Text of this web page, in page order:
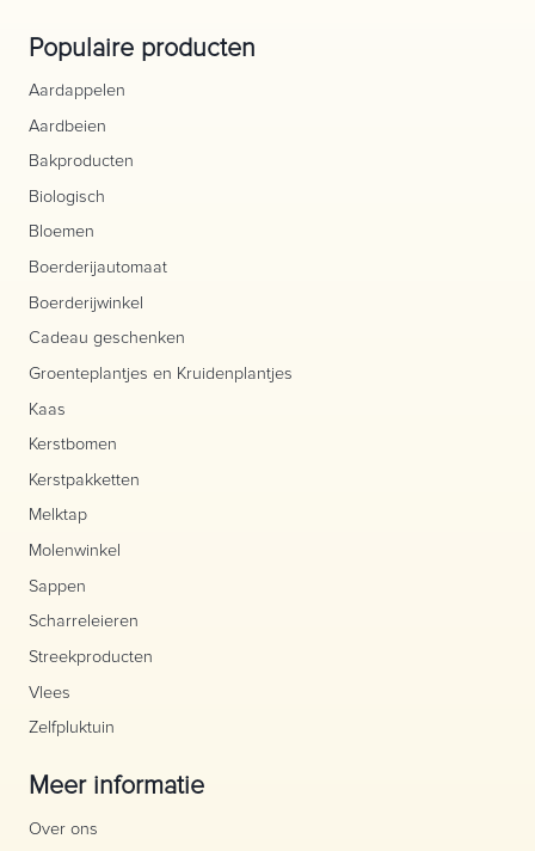
Populaire producten
Aardappelen
Aardbeien
Bakproducten
Biologisch
Bloemen
Boerderijautomaat
Boerderijwinkel
Cadeau geschenken
Groenteplantjes en Kruidenplantjes
Kaas
Kerstbomen
Kerstpakketten
Melktap
Molenwinkel
Sappen
Scharreleieren
Streekproducten
Vlees
Zelfpluktuin
Meer informatie
Over ons